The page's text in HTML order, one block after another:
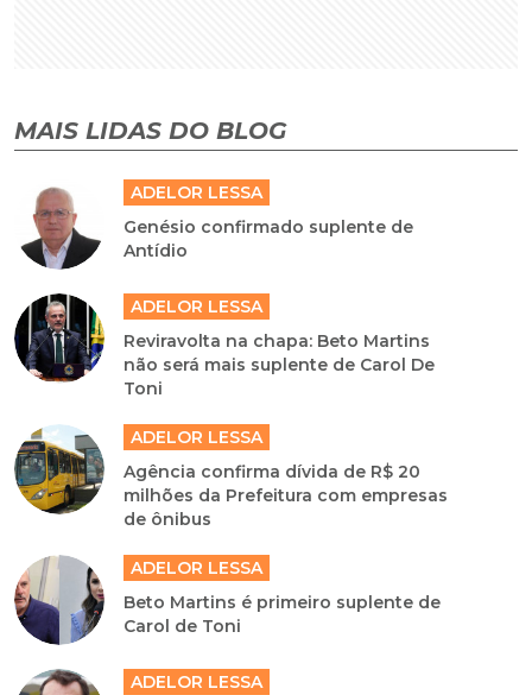
MAIS LIDAS DO BLOG
ADELOR LESSA
Genésio confirmado suplente de
Antídio
ADELOR LESSA
Reviravolta na chapa: Beto Martins
não será mais suplente de Carol De
Toni
ADELOR LESSA
Agência confirma dívida de R$ 20
milhões da Prefeitura com empresas
de ônibus
ADELOR LESSA
Beto Martins é primeiro suplente de
Carol de Toni
ADELOR LESSA